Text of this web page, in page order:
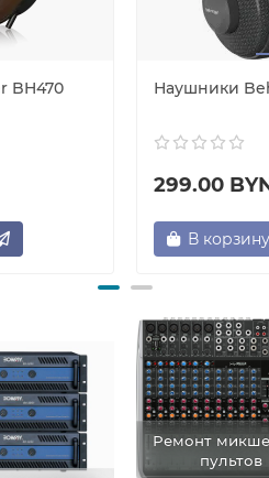
BH470 Наушники
299.00
В корзину
Ремонт
пультов